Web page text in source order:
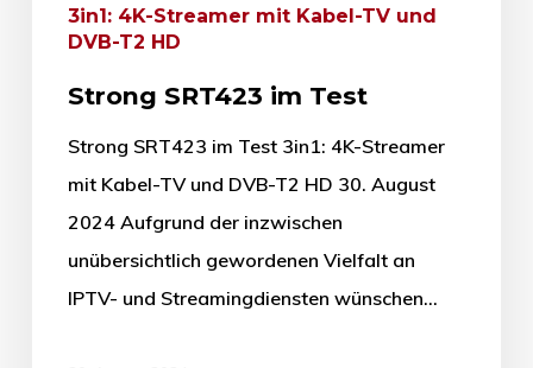
3in1: 4K-Streamer mit Kabel-TV und
DVB-T2 HD
Strong SRT423 im Test
Strong SRT423 im Test 3in1: 4K-Streamer
mit Kabel-TV und DVB-T2 HD 30. August
2024 Aufgrund der inzwischen
unübersichtlich gewordenen Vielfalt an
IPTV- und Streamingdiensten wünschen…